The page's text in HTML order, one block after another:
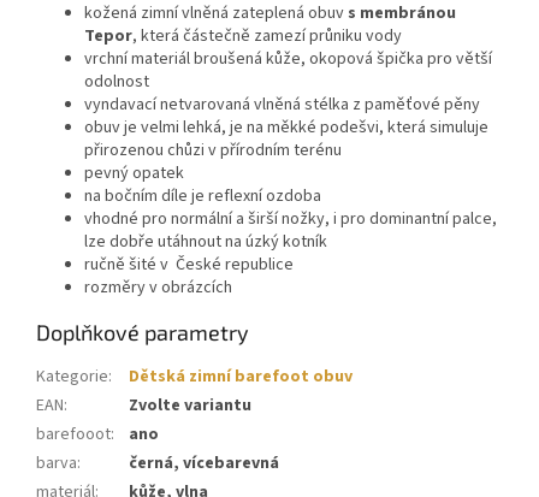
kožená zimní vlněná zateplená obuv s membránou
Tepor, která částečně zamezí průniku vody
vrchní materiál broušená kůže, okopová špička pro větší
odolnost
vyndavací netvarovaná vlněná stélka z paměťové pěny
obuv je velmi lehká, je na měkké podešvi, která simuluje
přirozenou chůzi v přírodním terénu
pevný opatek
na bočním díle je reflexní ozdoba
vhodné pro normální a širší nožky, i pro dominantní palce,
lze dobře utáhnout na úzký kotník
ručně šité v České republice
rozměry v obrázcích
Doplňkové parametry
Kategorie:
Dětská zimní barefoot obuv
EAN:
Zvolte variantu
barefooot:
ano
barva:
černá, vícebarevná